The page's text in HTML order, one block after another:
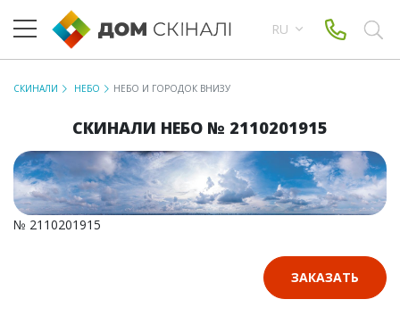
RU
СКИНАЛИ НЕБО НЕБО И ГОРОДОК ВНИЗУ
СКИНАЛИ НЕБО № 2110201915
№ 2110201915
ЗАКАЗАТЬ